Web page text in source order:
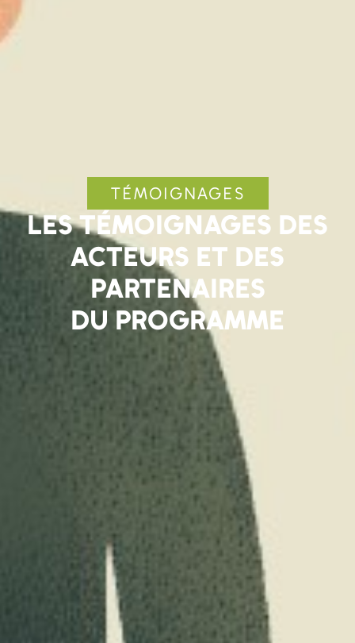
TÉMOIGNAGES
LES TÉMOIGNAGES DES
ACTEURS ET DES
PARTENAIRES
DU PROGRAMME